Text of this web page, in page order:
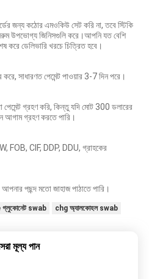
জন্য কঠোর এমওকিউ সেট করি না, তবে স্টিকি
উপভোগ্য জিনিসগুলি করে।আপনি যত বেশি
করে ডেলিভারি খরচে চিত্রিত হবে।
করে, সাধারণত পেমেন্ট পাওয়ার 3-7 দিন পরে।
গ্রহণ করি, কিন্তু যদি মোট 300 ডলারের
আগাম গ্রহণ করতে পারি।
FOB, CIF, DDP, DDU, গ্রাহকের
পছন্দ মতো জাহাজ পাঠাতে পারি।
swab chg অ্যালকোহল swab
মূল্য পান